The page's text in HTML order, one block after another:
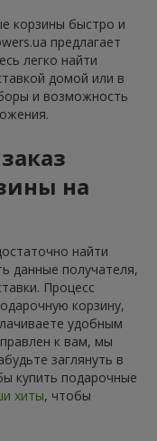
корзины быстро и
предлагает
легко найти
домой или в
и возможность
на
найти
данные получателя,
Процесс
корзину,
удобным
к вам, мы
заглянуть в
купить подарочные
хиты, чтобы